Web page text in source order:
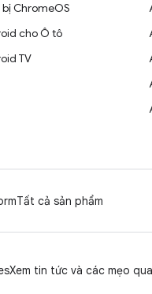
bị ChromeOS
cho Ô tô
TV
Tất cả sản phẩm
Xem tin tức và các mẹo